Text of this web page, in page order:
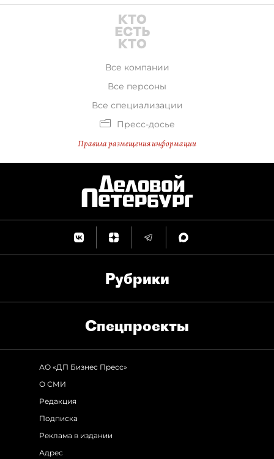
Все компании
Все персоны
Все специализации
Пресс-досье
Правила размещения информации
Рубрики
Спец­проекты
АО «ДП Бизнес Пресс»
О СМИ
Редакция
Подписка
Реклама в издании
Адрес